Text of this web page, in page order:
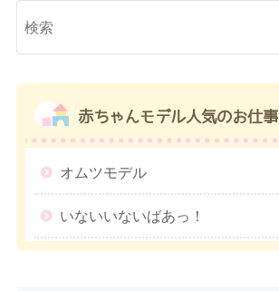
赤ちゃんモデル人気のお仕事
オムツモデル
いないいないばあっ！